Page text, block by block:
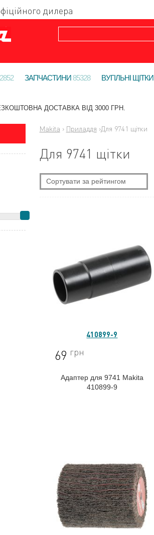
дилера
2852 ЗАПЧАСТИНИ85328 ВУГІЛЬНІ ЩІТКИ
ДОСТАВКА ВІД 3000 ГРН.
Makita › Приладдя ›Для 9741 щітки
Для 9741 щітки
Сортувати за рейтингом
410899-9
69 грн
Адаптер для 9741 Makita
410899-9